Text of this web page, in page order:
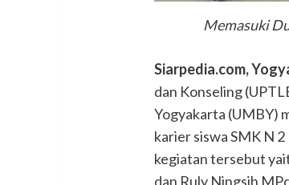
Memasuki
Siarpedia.com,
dan Konseling
Yogyakarta (UMBY)
karier siswa SMK N
kegiatan tersebut
dan Ruly Ningsih